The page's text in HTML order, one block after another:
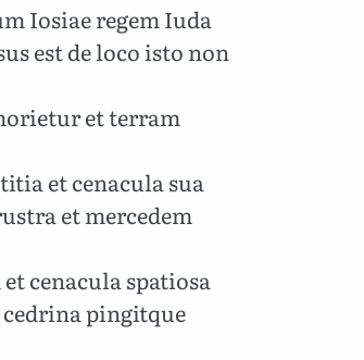
Iosiae regem Iuda
est de loco isto non
et terram
et cenacula sua
et mercedem
cenacula spatiosa
pingitque